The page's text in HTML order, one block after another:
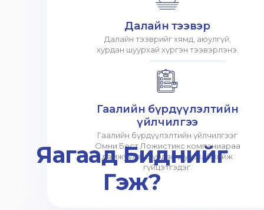
Далайн тээвэр
Далайн тээврийг хямд, аюулгүй,
хурдан шуурхай хүргэн тээвэрлэнэ.
Гаалийн бүрдүүлэлтийн
үйлчилгээ
Гаалийн бүрдүүлэлтийн үйлчилгээг
Омни Бест Ложистикс компаниараа
дамжуулан хурдан шуурхай хийж
гүйцэтгэдэг.
Яагаад Биднийг
Гэж?